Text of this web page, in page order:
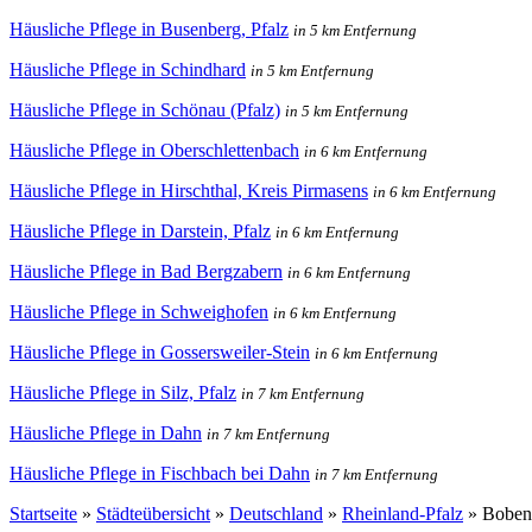
Häusliche Pflege in Busenberg, Pfalz in 5 km Entfernung
Häusliche Pflege in Schindhard in 5 km Entfernung
Häusliche Pflege in Schönau (Pfalz) in 5 km Entfernung
Häusliche Pflege in Oberschlettenbach in 6 km Entfernung
Häusliche Pflege in Hirschthal, Kreis Pirmasens in 6 km Entfernung
Häusliche Pflege in Darstein, Pfalz in 6 km Entfernung
Häusliche Pflege in Bad Bergzabern in 6 km Entfernung
Häusliche Pflege in Schweighofen in 6 km Entfernung
Häusliche Pflege in Gossersweiler-Stein in 6 km Entfernung
Häusliche Pflege in Silz, Pfalz in 7 km Entfernung
Häusliche Pflege in Dahn in 7 km Entfernung
Häusliche Pflege in Fischbach bei Dahn in 7 km Entfernung
Startseite » Städteübersicht » Deutschland » Rheinland-Pfalz »